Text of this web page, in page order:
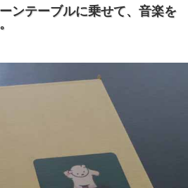
ンテーブルに乗せて、音楽を